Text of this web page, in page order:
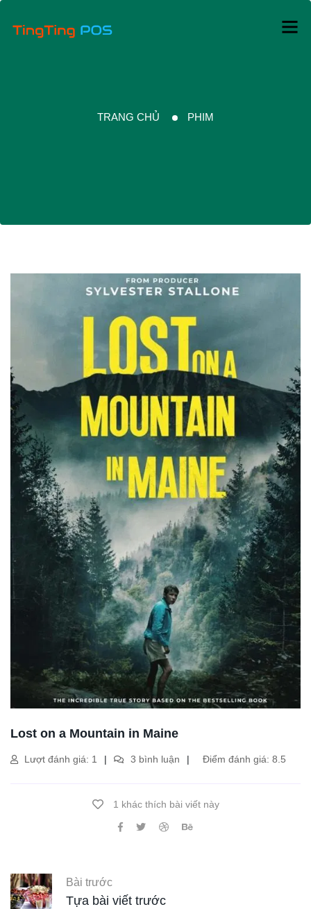
TRANG CHỦ PHIM
Lost on a Mountain in Maine
Lượt đánh giá: 1 3 bình luận Điểm đánh giá: 8.5
1 khác thích bài viết này
Bài trước
Tựa bài viết trước